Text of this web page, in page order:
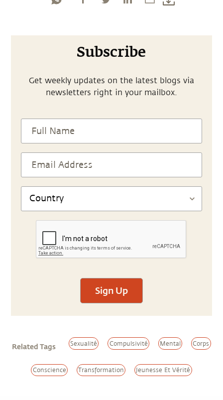
Subscribe
Get weekly updates on the latest blogs via
newsletters right in your mailbox.
Sign Up
Related Tags Sexualité Compulsivité Mental Corps
Conscience Transformation Jeunesse Et Vérité